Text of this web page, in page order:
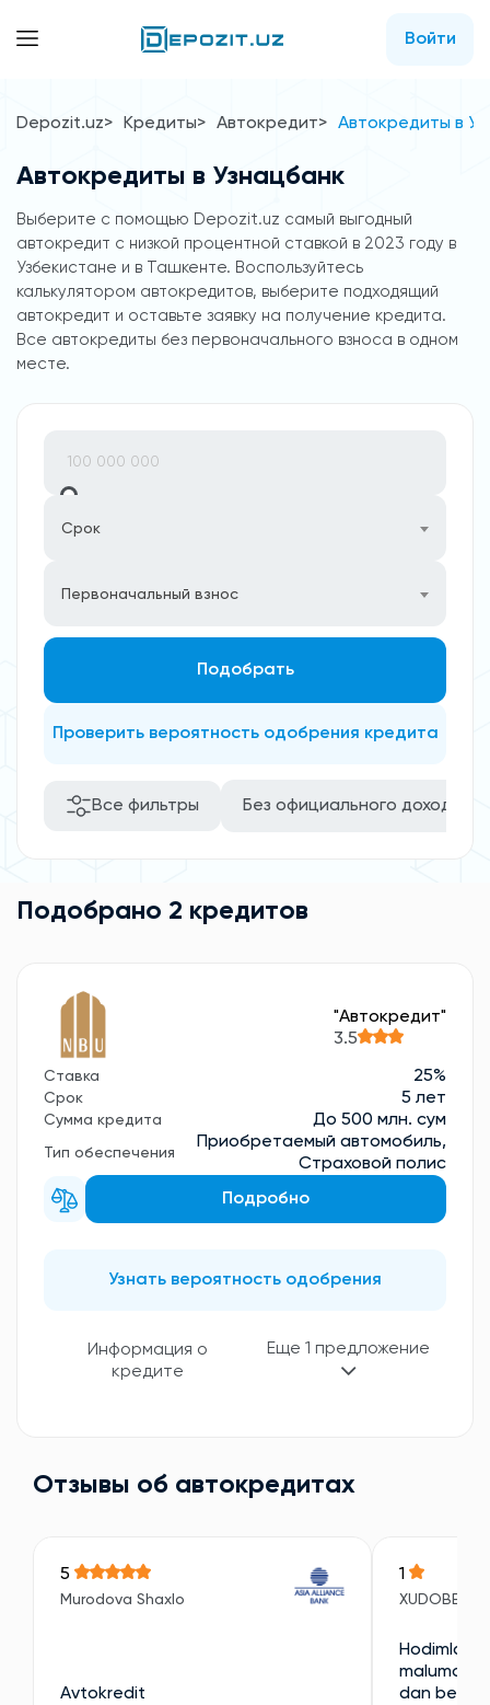
Войти
Depozit.uz Кредиты Автокредит Автокредиты в
Автокредиты в Узнацбанк
Выберите с помощью Depozit.uz самый выгодный
автокредит с низкой процентной ставкой в 2023 году в
Узбекистане и в Ташкенте. Воспользуйтесь
калькулятором автокредитов, выберите подходящий
автокредит и оставьте заявку на получение кредита.
Все автокредиты без первоначального взноса в одном
месте.
Срок
Первоначальный взнос
Подобрать
Проверить вероятность одобрения кредита
Все фильтры Без официального дохода
Подобрано 2 кредитов
"Aвтокредит"
3.5
Ставка 25%
Срок 5 лет
Сумма кредита До 500 млн. сум
Тип обеспечения
Приобретаемый автомобиль,
Страховой полис
Подробно
Узнать вероятность одобрения
Информация о
кредите
Еще 1 предложение
Отзывы об автокредитах
5
Murodova Shaxlo
Avtokredit
1
XUDOBERDI
Hodimlari
malumotni
dan